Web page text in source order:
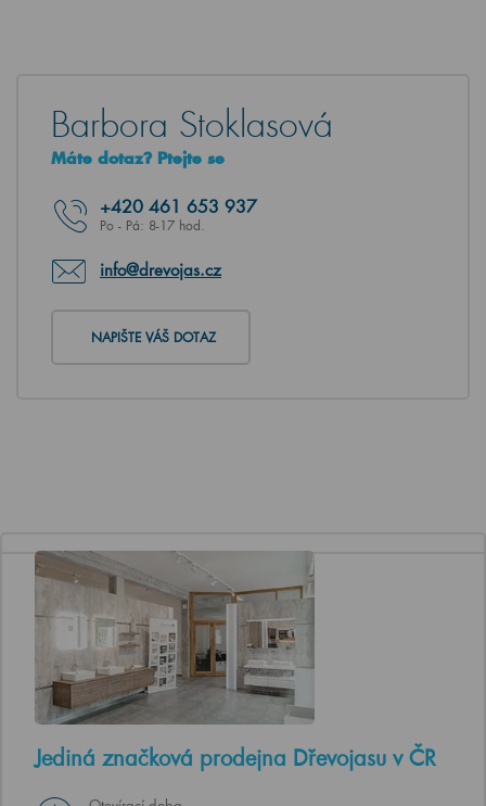
Barbora Stoklasová
Máte dotaz? Ptejte se
+420 461 653 937
Po - Pá: 8-17 hod.
info@drevojas.cz
NAPIŠTE VÁŠ DOTAZ
Jediná značková prodejna Dřevojasu v ČR